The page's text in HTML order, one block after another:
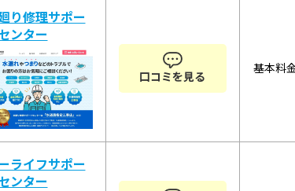
り修理サポー
ンター
口コミを見る
基本料
ライフサポー
ンター